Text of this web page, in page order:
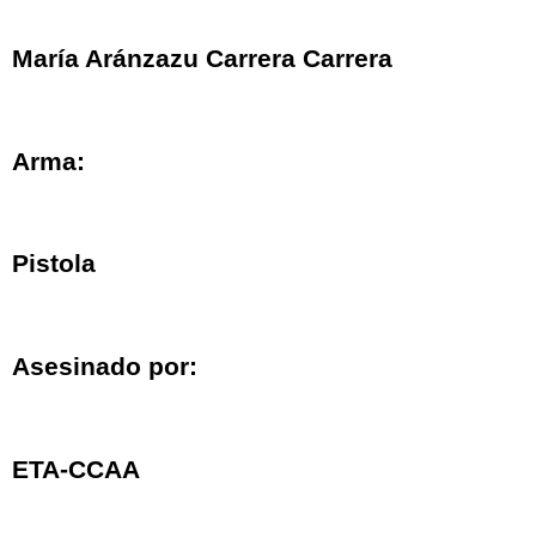
María Aránzazu Carrera Carrera
Arma:
Pistola
Asesinado por:
ETA-CCAA